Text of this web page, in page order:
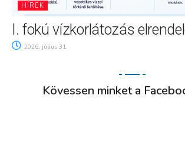
HÍREK
I. fokú vízkorlátozás
2026. július 31.
Kövessen minket a